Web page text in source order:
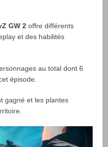
GW 2 offre différents
et des habilités
au total dont 6
épisode.
gagné et les plantes